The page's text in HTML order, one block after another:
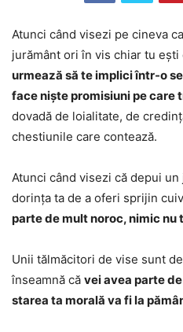
Atunci când visezi pe cineva
jurământ ori în vis chiar tu
urmează să te implici într-o
face niște promisiuni pe care
dovadă de loialitate, de
chestiunile care contează.
Atunci când visezi că depui
dorința ta de a oferi sprijin
parte de mult noroc, nimic nu
Unii tălmăcitori de vise sunt
înseamnă că vei avea parte
starea ta morală va fi la